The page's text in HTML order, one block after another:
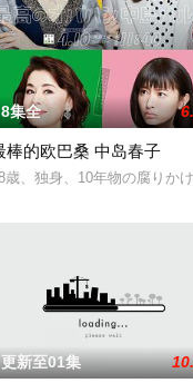
杜夫 饰）在料理界
流（加濑亮 饰），在一次
8集全
棒的欧巴桑 中岛春子
歳、独身、10年物の腐りか
更新至01集